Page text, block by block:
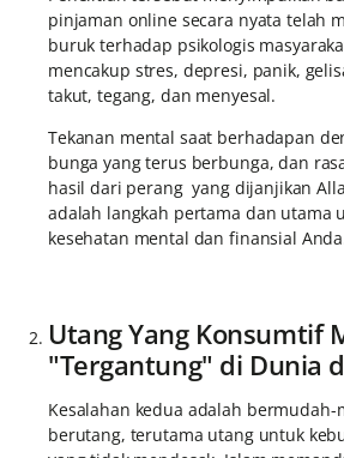
pinjaman online secara nyata telah
buruk terhadap psikologis
mencakup stres, depresi, panik,
takut, tegang, dan menyesal.
Tekanan mental saat berhadapan
bunga yang terus berbunga, dan
hasil dari perang yang dijanjikan
adalah langkah pertama dan utama
kesehatan mental dan finansial
Utang Yang Konsumtif
"Tergantung" di Dunia
Kesalahan kedua adalah bermudah-
berutang, terutama utang untuk